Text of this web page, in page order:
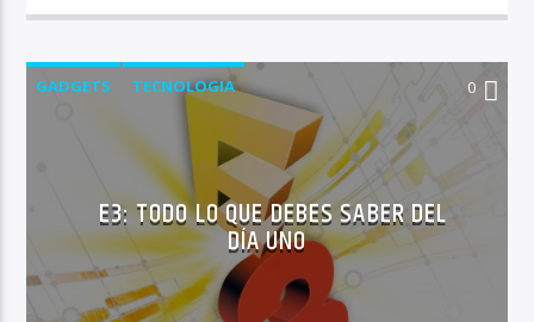
GADGETS TECNOLOGIA 0
E3: TODO LO QUE DEBES SABER DEL
DÍA UNO